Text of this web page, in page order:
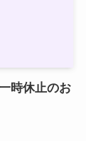
時休止のお